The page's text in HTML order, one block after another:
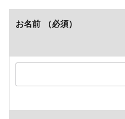
お名前 （必須）